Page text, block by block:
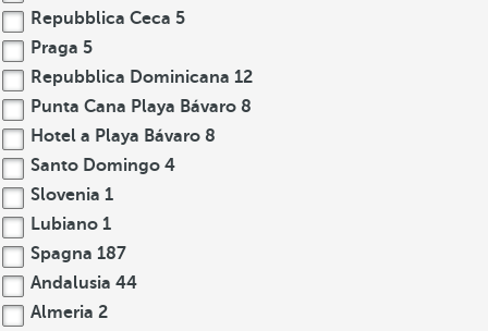
Repubblica Ceca 5
Praga 5
Repubblica Dominicana 12
Punta Cana Playa Bávaro 8
Hotel a Playa Bávaro 8
Santo Domingo 4
Slovenia 1
Lubiano 1
Spagna 187
Andalusia 44
Almeria 2